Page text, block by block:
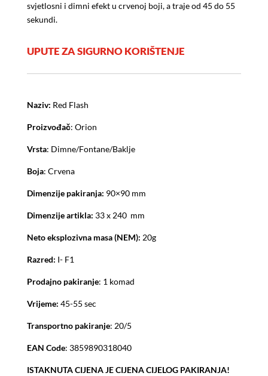
svjetlosni i dimni efekt u crvenoj boji, a traje od 45 do 55
sekundi.
UPUTE ZA SIGURNO KORIŠTENJE
Naziv: Red Flash
Proizvođač: Orion
Vrsta: Dimne/Fontane/Baklje
Boja: Crvena
Dimenzije pakiranja: 90×90 mm
Dimenzije artikla: 33 x 240 mm
Neto eksplozivna masa (NEM): 20g
Razred: I- F1
Prodajno pakiranje: 1 komad
Vrijeme: 45-55 sec
Transportno pakiranje: 20/5
EAN Code: 3859890318040
ISTAKNUTA CIJENA JE CIJENA CIJELOG PAKIRANJA!